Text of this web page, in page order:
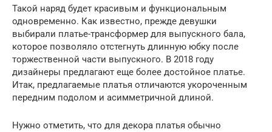
Такой наряд будет красивым и функциональным
одновременно. Как известно, прежде девушки
выбирали платье-трансформер для выпускного бала,
которое позволяло отстегнуть длинную юбку после
торжественной части выпускного. В 2018 году
дизайнеры предлагают еще более достойное платье.
Итак, предлагаемые платья отличаются укороченным
передним подолом и асимметричной длиной.
Нужно отметить, что для декора платья обычно